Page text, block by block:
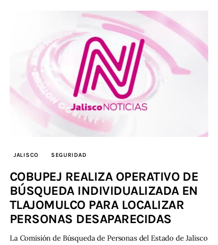
JALISCO SEGURIDAD
COBUPEJ REALIZA OPERATIVO DE
BÚSQUEDA INDIVIDUALIZADA EN
TLAJOMULCO PARA LOCALIZAR
PERSONAS DESAPARECIDAS
La Comisión de Búsqueda de Personas del Estado de Jalisco